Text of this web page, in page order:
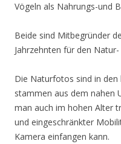
Vögeln als Nahrungs-und
Beide sind Mitbegründer
Jahrzehnten für den
Die Naturfotos sind in den
stammen aus dem nahen
man auch im hohen Alter
und eingeschränkter
Kamera einfangen kann.